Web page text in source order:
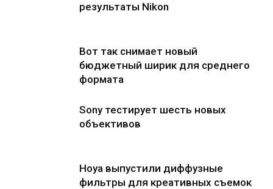
результаты Nikon
Вот так снимает новый
бюджетный ширик для среднего
формата
Sony тестирует шесть новых
объективов
Hoya выпустили диффузные
фильтры для креативных съемок